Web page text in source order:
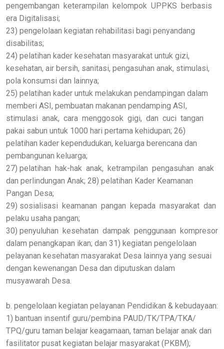
pengembangan keterampilan kelompok UPPKS berbasis
era Digitalisasi;
23) pengelolaan kegiatan rehabilitasi bagi penyandang
disabilitas;
24) pelatihan kader kesehatan masyarakat untuk gizi,
kesehatan, air bersih, sanitasi, pengasuhan anak, stimulasi,
pola konsumsi dan lainnya;
25) pelatihan kader untuk melakukan pendampingan dalam
memberi ASI, pembuatan makanan pendamping ASI,
stimulasi anak, cara menggosok gigi, dan cuci tangan
pakai sabun untuk 1000 hari pertama kehidupan; 26)
pelatihan kader kependudukan, keluarga berencana dan
pembangunan keluarga;
27) pelatihan hak-hak anak, ketrampilan pengasuhan anak
dan perlindungan Anak; 28) pelatihan Kader Keamanan
Pangan Desa;
29) sosialisasi keamanan pangan kepada masyarakat dan
pelaku usaha pangan;
30) penyuluhan kesehatan dampak penggunaan kompresor
dalam penangkapan ikan; dan 31) kegiatan pengelolaan
pelayanan kesehatan masyarakat Desa lainnya yang sesuai
dengan kewenangan Desa dan diputuskan dalam
musyawarah Desa.
b. pengelolaan kegiatan pelayanan Pendidikan & kebudayaan:
1) bantuan insentif guru/pembina PAUD/TK/TPA/TKA/
TPQ/guru taman belajar keagamaan, taman belajar anak dan
fasilitator pusat kegiatan belajar masyarakat (PKBM);